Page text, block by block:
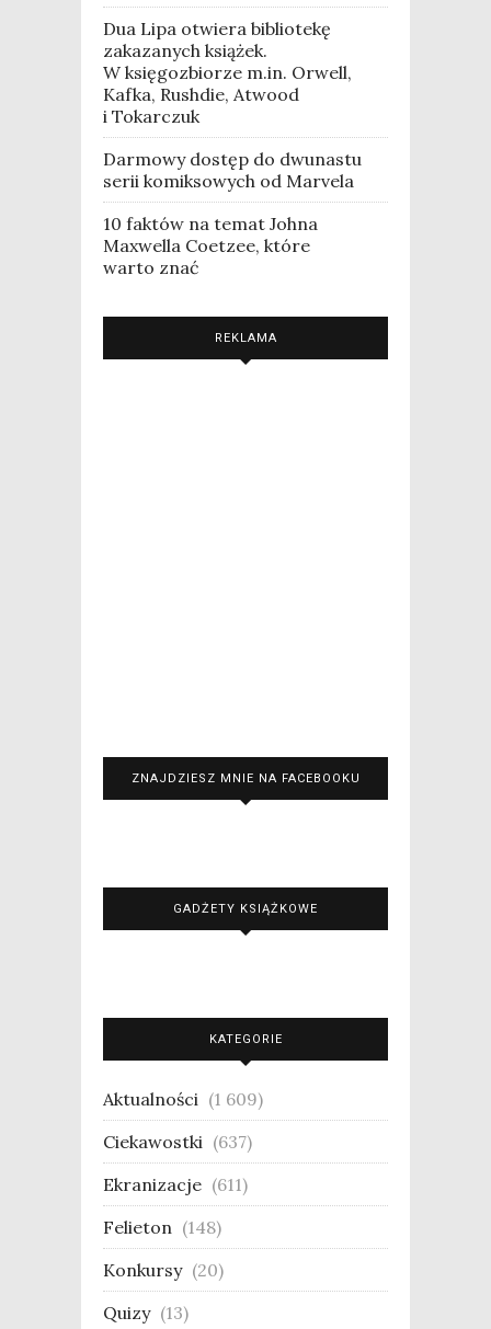
Dua Lipa otwiera bibliotekę
zakazanych książek.
W księgozbiorze m.in. Orwell,
Kafka, Rushdie, Atwood
i Tokarczuk
Darmowy dostęp do dwunastu
serii komiksowych od Marvela
10 faktów na temat Johna
Maxwella Coetzee, które
warto znać
REKLAMA
ZNAJDZIESZ MNIE NA FACEBOOKU
GADŻETY KSIĄŻKOWE
KATEGORIE
Aktualności (1 609)
Ciekawostki (637)
Ekranizacje (611)
Felieton (148)
Konkursy (20)
Quizy (13)